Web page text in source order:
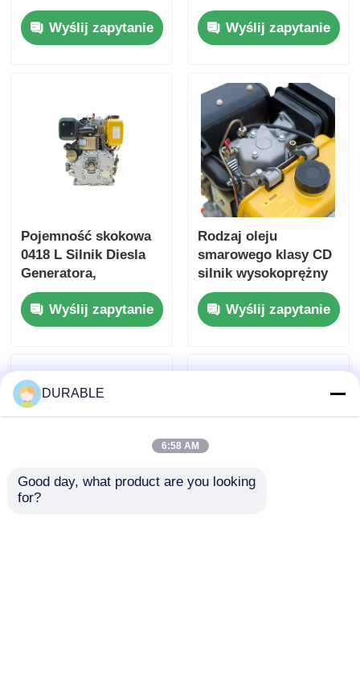
wysokoprężny Silnik
chłodzony
powietrzem Rodzaj
silnik silnik silnik
silnik silnik silnik
silnik silnik silnik
silnik silnik silnik
silnik silnik
Wyślij zapytanie
Diesla Przemysłowy
Zapewniający Ogólne
Wymiary
mocy przemysłowej
Wyślij zapytanie
Pojemność skokowa
0418 L Silnik Diesla
Generatora,
Zawierający
Otwór×Skok 86×72
mm i Wymiary
Zaprojektowany z
Myślą o Wydajności
Wyślij zapytanie
Rodzaj oleju
smarowego klasy CD
silnik wysokoprężny
silnik przemysłowy 4-
takowy typ silnika
zaprojektowany dla
Wyślij zapytanie
DURABLE
6:58 AM
Good day, what product are you looking
for?